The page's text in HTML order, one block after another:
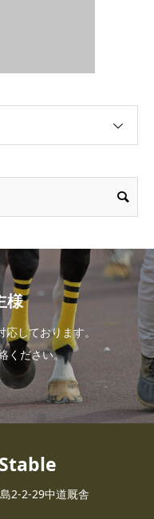
様
しております。
ください。
2-2-29中道厩舎